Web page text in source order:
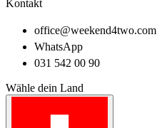
Kontakt
office@weekend4two.com
WhatsApp
031 542 00 90
Wähle dein Land